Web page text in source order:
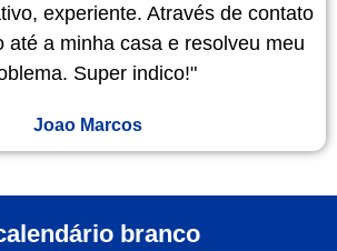
experiente. Através de contato
até a minha casa e resolveu meu
Super indico!"
Joao Marcos